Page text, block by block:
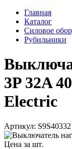
Главная
Каталог
Силовое
Рубильники
3P 32A
Electric
Артикул: S9S40332
Цена за шт.